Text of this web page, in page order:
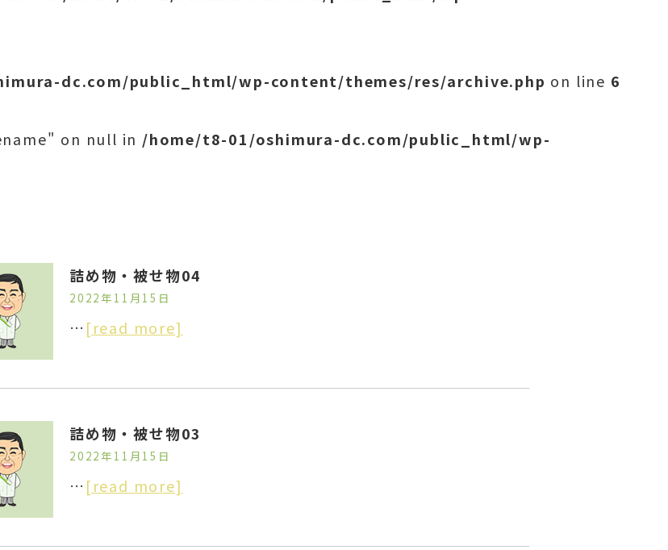
dc.com/public_html/wp-content/themes/res/archive.php on line 6
on null in /home/t8-01/oshimura-dc.com/public_html/wp-
詰め物・被せ物04
2022年11月15日
… [read more]
詰め物・被せ物03
2022年11月15日
… [read more]